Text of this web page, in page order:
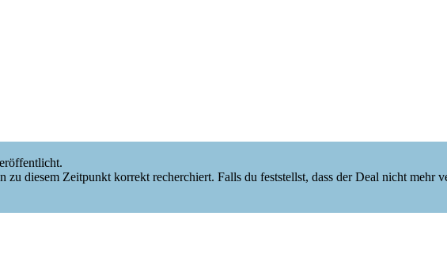
diesem Zeitpunkt korrekt recherchiert. Falls du feststellst, dass der Deal nicht mehr